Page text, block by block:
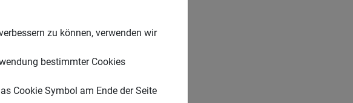
zu können, verwenden wir
bestimmter Cookies
Cookie Symbol am Ende der Seite